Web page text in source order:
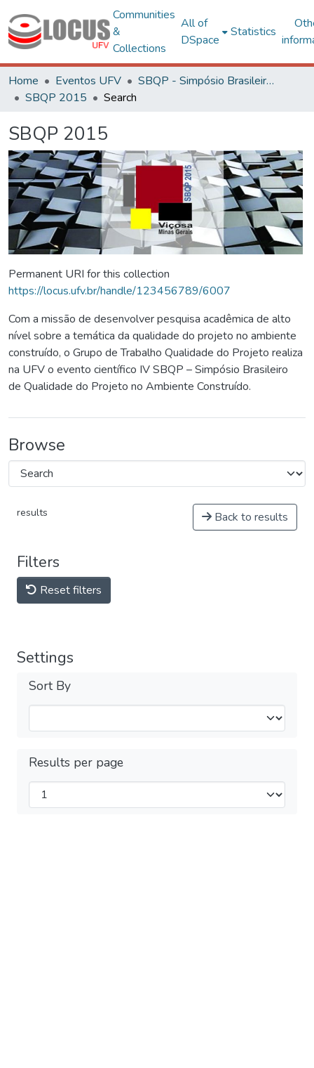
Communities
&
Collections
All of
DSpace
Statistics
Home Eventos UFV
SBQP - Simpósio Brasileiro de Qualidade do Projeto no Ambiente Construído
SBQP 2015
Search
SBQP 2015
Permanent URI for this collection
https://locus.ufv.br/handle/123456789/6007
Com a missão de desenvolver pesquisa acadêmica de alto
nível sobre a temática da qualidade do projeto no ambiente
construído, o Grupo de Trabalho Qualidade do Projeto realiza
na UFV o evento científico IV SBQP – Simpósio Brasileiro
de Qualidade do Projeto no Ambiente Construído.
Browse
results Back to results
Filters
Reset filters
Settings
Sort By
Results per page